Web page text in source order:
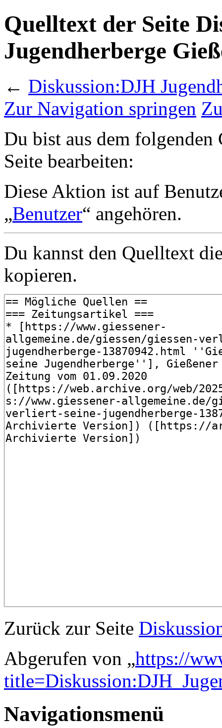
Quelltext der Seite
Jugendherberge
← Diskussion:DJH
Zur Navigation springen
Du bist aus dem
Seite bearbeiten:
Diese Aktion ist auf
„Benutzer“ angehören.
Du kannst den Quelltext
kopieren.
Zurück zur Seite
Abgerufen von „https://
Navigationsmenü